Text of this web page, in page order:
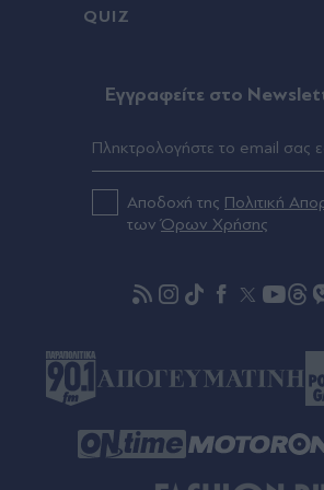
βγάζει ευκολότερα τα αγριόχορτα
Πριν 28 λεπτά
κόρη της και η αποκάλυψη - "Στην
έμαθα ότι ήμουν έγκυος" (Εικόνα)
Φωτιά στο Μονοπήγαδο
QUIZ
Eγγραφείτε στο
Αποδοχή της Πολιτική
τωνΌρων Χρήσης